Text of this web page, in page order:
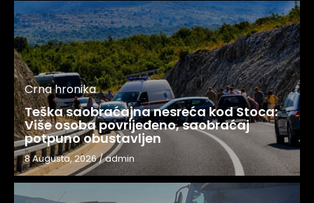
Crna hronika
Teška saobraćajna nesreća kod Stoca:
Više osoba povrijeđeno, saobraćaj
potpuno obustavljen
8 Augusta, 2026/admin